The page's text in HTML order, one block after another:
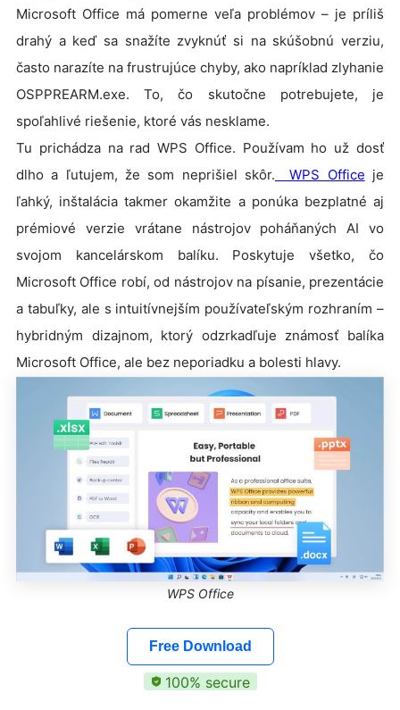
Microsoft Office má pomerne veľa problémov – je príliš
drahý a keď sa snažíte zvyknúť si na skúšobnú verziu,
často narazíte na frustrujúce chyby, ako napríklad zlyhanie
OSPPREARM.exe. To, čo skutočne potrebujete, je
spoľahlivé riešenie, ktoré vás nesklame.
Tu prichádza na rad WPS Office. Používam ho už dosť
dlho a ľutujem, že som neprišiel skôr. WPS Office je
ľahký, inštalácia takmer okamžite a ponúka bezplatné aj
prémiové verzie vrátane nástrojov poháňaných AI vo
svojom kancelárskom balíku. Poskytuje všetko, čo
Microsoft Office robí, od nástrojov na písanie, prezentácie
a tabuľky, ale s intuitívnejším používateľským rozhraním –
hybridným dizajnom, ktorý odzrkadľuje známosť balíka
Microsoft Office, ale bez neporiadku a bolesti hlavy.
WPS Office
Free Download
100% secure